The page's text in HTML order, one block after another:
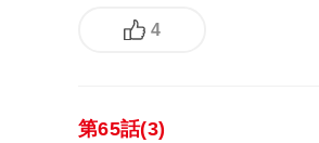
4
第65話(3)